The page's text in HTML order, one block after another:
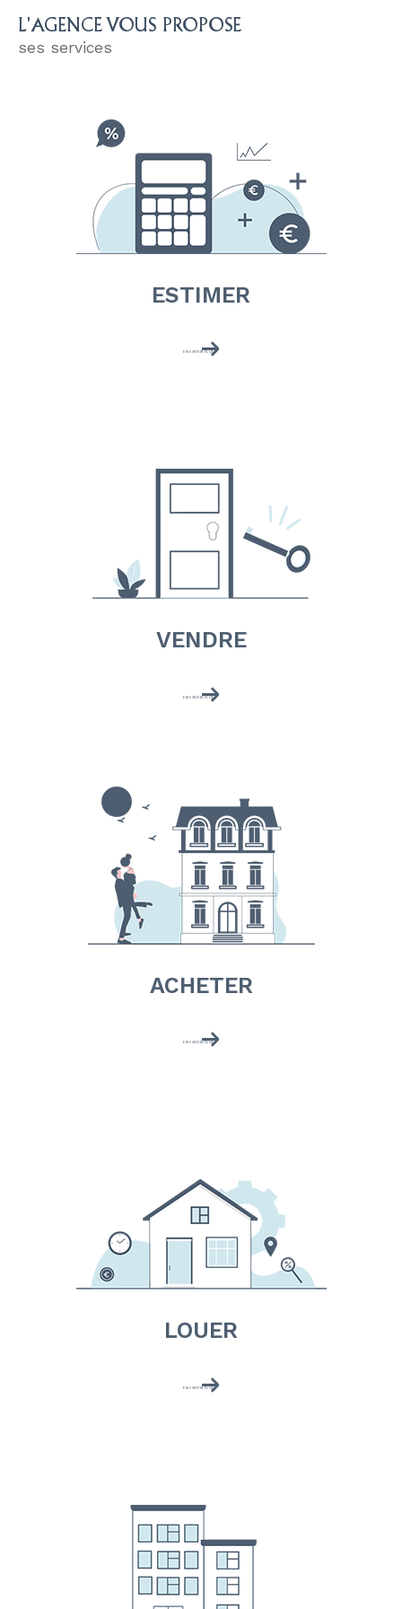
L'AGENCE VOUS PROPOSE
ses services
ESTIMER
EN SAVOIR PLUS
VENDRE
EN SAVOIR PLUS
ACHETER
EN SAVOIR PLUS
LOUER
EN SAVOIR PLUS